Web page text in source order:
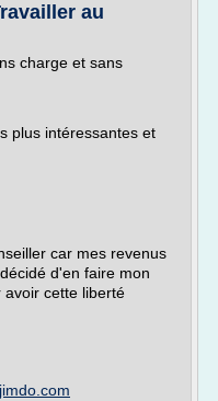
au
charge et sans
plus intéressantes et
car mes revenus
d'en faire mon
avoir cette liberté